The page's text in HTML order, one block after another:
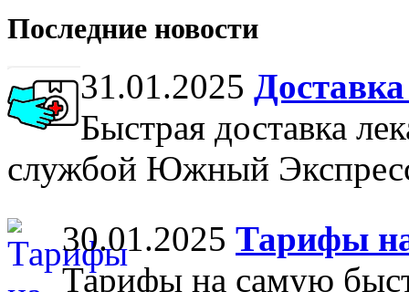
Последние новости
31.01.2025
Быстрая доставка
службой Южный
30.01.2025 Тарифы
Тарифы на самую